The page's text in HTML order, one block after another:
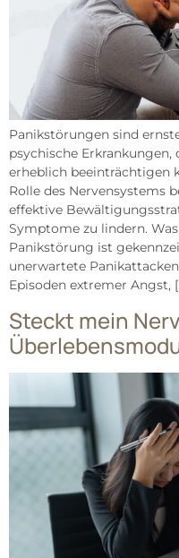
Panikstörungen sind
psychische
erheblich beeinträchtigen
Rolle des Nervensystems
effektive
Symptome zu lindern.
Panikstörung ist
unerwartete
Episoden extremer Angst,
Steckt mein